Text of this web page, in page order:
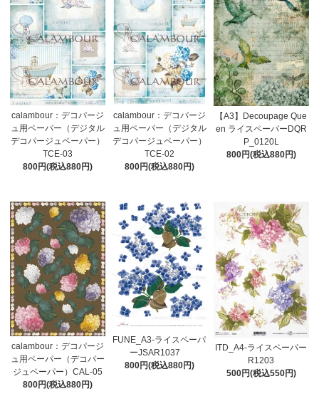
calambour：デコパージ
ュ用ペーパー（デジタル
デコパージュペーパー）
TCE-03
800円(税込880円)
calambour：デコパージ
ュ用ペーパー（デジタル
デコパージュペーパー）
TCE-02
800円(税込880円)
【A3】Decoupage Que
en ライスペーパーDQR
P_0120L
800円(税込880円)
calambour：デコパージ
ュ用ペーパー（デコパー
ジュペーパー）CAL-05
800円(税込880円)
FUNE_A3-ライスペーパ
ーJSAR1037
800円(税込880円)
ITD_A4-ライスペーパー
R1203
500円(税込550円)